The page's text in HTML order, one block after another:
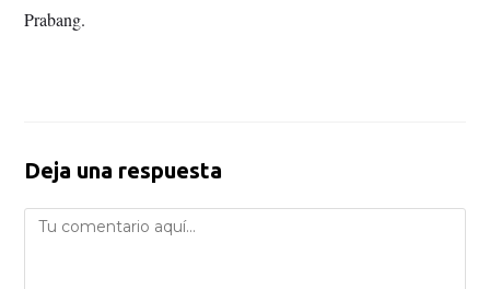
Prabang.
Deja una respuesta